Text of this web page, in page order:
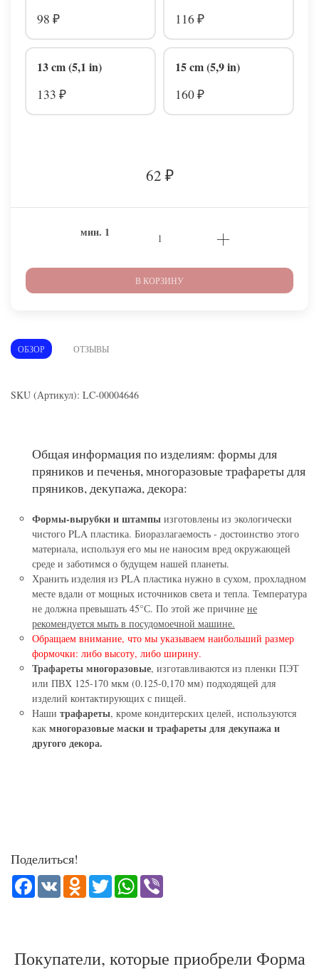
98 ₽
116 ₽
13 cm (5,1 in)
133 ₽
15 cm (5,9 in)
160 ₽
62 ₽
мин. 1
В КОРЗИНУ
ОБЗОР ОТЗЫВЫ
SKU (Артикул): LC-00004646
Общая информация по изделиям: формы для
пряников и печенья, многоразовые трафареты для
пряников, декупажа, декора:
Формы-вырубки и штампы изготовлены из экологически
чистого PLA пластика. Биоразлагаемость - достоинство этого
материала, используя его мы не наносим вред окружающей
среде и заботимся о будущем нашей планеты.
Хранить изделия из PLA пластика нужно в сухом, прохладном
месте вдали от мощных источников света и тепла. Температура
не должна превышать 45°С. По этой же причине не
рекомендуется мыть в посудомоечной машине.
Обращаем внимание, что мы указываем наибольший размер
формочки: либо высоту, либо ширину.
Трафареты многоразовые, изготавливаются из пленки ПЭТ
или ПВХ 125-170 мкм (0.125-0,170 мм) подходящей для
изделий контактирующих с пищей.
Наши трафареты, кроме кондитерских целей, используются
как многоразовые маски и трафареты для декупажа и
другого декора.
Поделиться!
Facebook
VK Odnoklassniki
TwitterWhatsApp
Покупатели, которые приобрели Форма